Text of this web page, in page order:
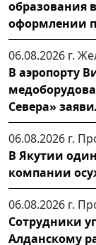
образования
оформлении
06.08.2026 г.
В аэропорту
Севера»
06.08.2026 г.
В Якутии
компании
06.08.2026 г.
Сотрудники
Алданскому